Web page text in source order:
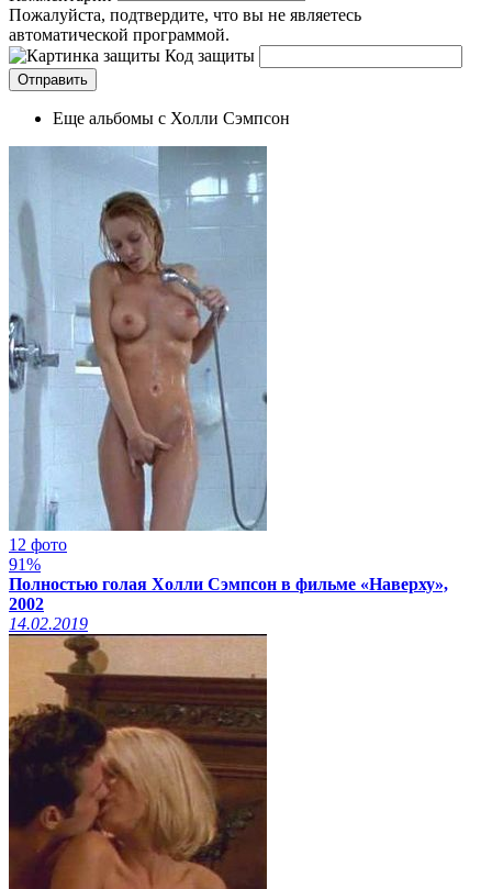
Пожалуйста, подтвердите, что вы не являетесь
автоматической программой.
Код защиты
Еще альбомы с Холли Сэмпсон
12 фото
91%
Полностью голая Холли Сэмпсон в фильме «Наверху»,
2002
14.02.2019